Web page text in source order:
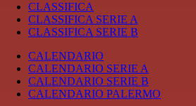
CLASSIFICA
CLASSIFICA SERIE A
CLASSIFICA SERIE B
CALENDARIO
CALENDARIO SERIE A
CALENDARIO SERIE B
CALENDARIO PALERMO